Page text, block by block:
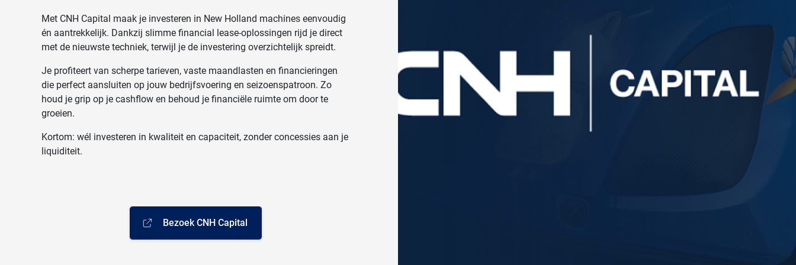
Met CNH Capital maak je investeren in New Holland machines eenvoudig
én aantrekkelijk. Dankzij slimme financial lease-oplossingen rijd je direct
met de nieuwste techniek, terwijl je de investering overzichtelijk spreidt.
Je profiteert van scherpe tarieven, vaste maandlasten en financieringen
die perfect aansluiten op jouw bedrijfsvoering en seizoenspatroon. Zo
houd je grip op je cashflow en behoud je financiële ruimte om door te
groeien.
Kortom: wél investeren in kwaliteit en capaciteit, zonder concessies aan je
liquiditeit.
Bezoek CNH Capital